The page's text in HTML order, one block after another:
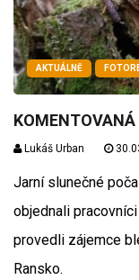
AKTUÁLNĚ
KOMENTOVANÁ
Lukáš Urban
Jarní slunečné
objednali
provedli zájemce
Ransko.